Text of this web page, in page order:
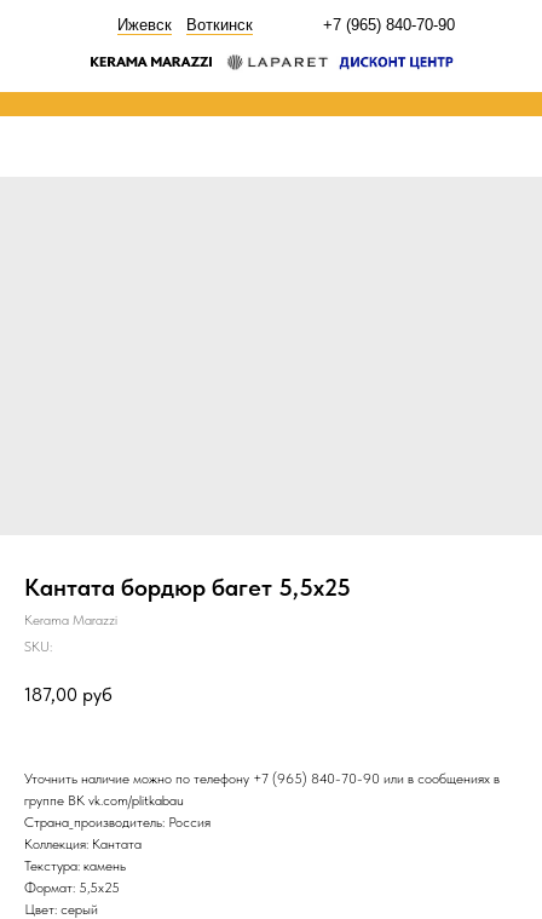
+7 (965) 840-70-90
Ижевск Воткинск
Кантата бордюр багет 5,5х25
Kerama Marazzi
SKU:
187,00 руб
Уточнить наличие можно по телефону +7 (965) 840-70-90 или в сообщениях в
группе ВК vk.com/plitkabau
Страна_производитель: Россия
Коллекция: Кантата
Текстура: камень
Формат: 5,5x25
Цвет: серый